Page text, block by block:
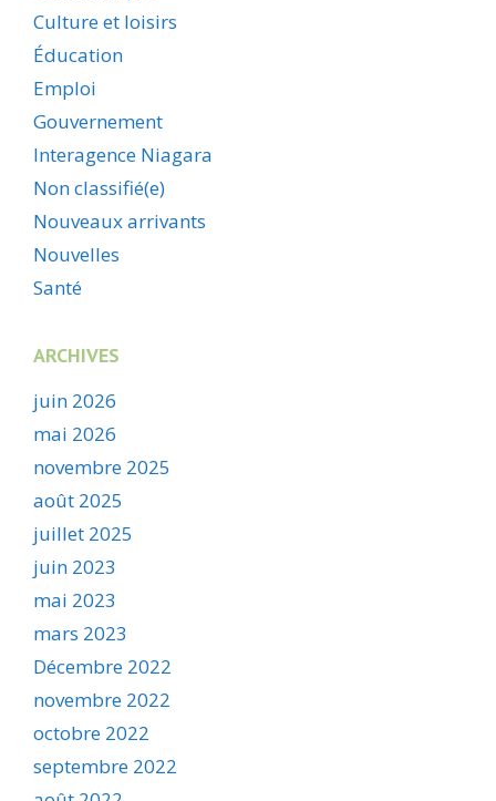
Culture et loisirs
Éducation
Emploi
Gouvernement
Interagence Niagara
Non classifié(e)
Nouveaux arrivants
Nouvelles
Santé
ARCHIVES
juin 2026
mai 2026
novembre 2025
août 2025
juillet 2025
juin 2023
mai 2023
mars 2023
Décembre 2022
novembre 2022
octobre 2022
septembre 2022